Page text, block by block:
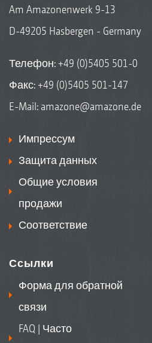
Am Amazonenwerk 9-13
D-49205 Hasbergen - Germany
Телефон:+49 (0)5405 501-0
Факс: +49 (0)5405 501-147
E-Mail: amazone@amazone.de
Импрессум
Защита данных
Общие условия
продажи
Соответствие
Ссылки
Форма для обратной
связи
FAQ | Часто